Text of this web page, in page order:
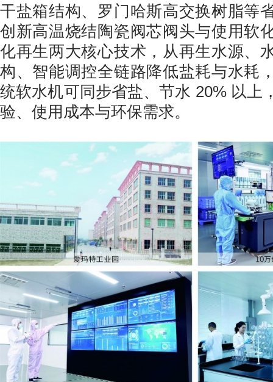
干盐箱结构、罗门哈斯高交换树脂等
创新高温烧结陶瓷阀芯阀头与使用软
化再生两大核心技术，从再生水源、
构、智能调控全链路降低盐耗与水耗
统软水机可同步省盐、节水 20% 以上
验、使用成本与环保需求。